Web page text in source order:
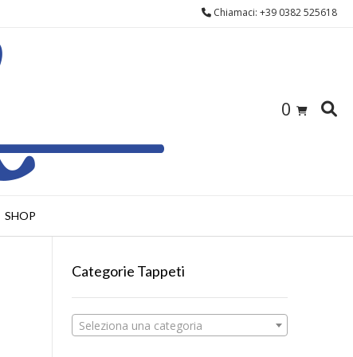
Chiamaci: +39 0382 525618
0
SHOP
Categorie Tappeti
Seleziona una categoria